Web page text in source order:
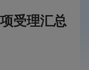
受理汇总